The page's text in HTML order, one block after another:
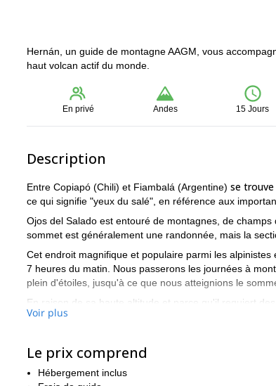
Hernán, un guide de montagne AAGM, vous
haut volcan actif du monde.
En privé Andes 15 Jours
Description
Entre Copiapó (Chili) et Fiambalá (Argentine) se
ce qui signifie "yeux du salé", en référence aux
Ojos del Salado est entouré de montagnes, de
sommet est généralement une randonnée, mais la
Cet endroit magnifique et populaire parmi les
7 heures du matin. Nous passerons les journées à
plein d'étoiles, jusqu'à ce que nous atteignions le
En raison de sa haute altitude et parce qu'il requiert
avoir une expérience préalable de l'alpinisme pour vous
Vous pouvez également visiter
Voir plus
Le prix comprend
Hébergement inclus